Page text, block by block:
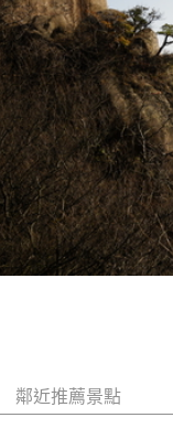
鄰近推薦景點